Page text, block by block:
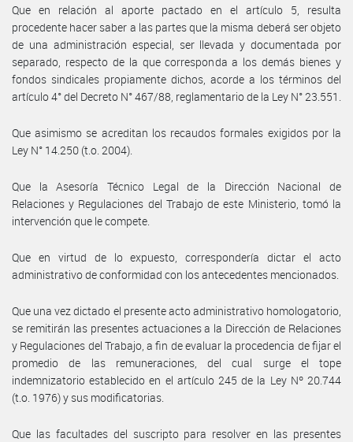
Que en relación al aporte pactado en el artículo 5, resulta
procedente hacer saber a las partes que la misma deberá ser objeto
de una administración especial, ser llevada y documentada por
separado, respecto de la que corresponda a los demás bienes y
fondos sindicales propiamente dichos, acorde a los términos del
artículo 4° del Decreto N° 467/88, reglamentario de la Ley N° 23.551.
Que asimismo se acreditan los recaudos formales exigidos por la
Ley N° 14.250 (t.o. 2004).
Que la Asesoría Técnico Legal de la Dirección Nacional de
Relaciones y Regulaciones del Trabajo de este Ministerio, tomó la
intervención que le compete.
Que en virtud de lo expuesto, correspondería dictar el acto
administrativo de conformidad con los antecedentes mencionados.
Que una vez dictado el presente acto administrativo homologatorio,
se remitirán las presentes actuaciones a la Dirección de Relaciones
y Regulaciones del Trabajo, a fin de evaluar la procedencia de fijar el
promedio de las remuneraciones, del cual surge el tope
indemnizatorio establecido en el artículo 245 de la Ley Nº 20.744
(t.o. 1976) y sus modificatorias.
Que las facultades del suscripto para resolver en las presentes